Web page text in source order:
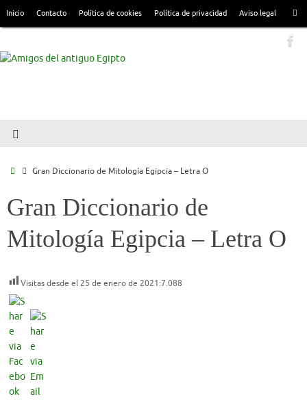
Inicio Contacto Política de cookies Política de privacidad Aviso legal
Gran Diccionario de Mitología Egipcia – Letra O
Gran Diccionario de
Mitología Egipcia – Letra O
Visitas desde el 25 de enero de 2021:7.088